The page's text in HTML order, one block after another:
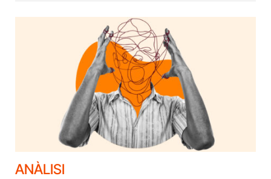
ANÀLISI